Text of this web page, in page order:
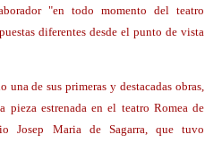
"en todo momento del teatro
diferentes desde el punto de vista
una de sus primeras y destacadas obras,
pieza estrenada en el teatro Romea de
Josep Maria de Sagarra, que tuvo